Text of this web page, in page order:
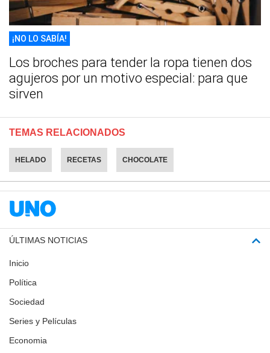
¡NO LO SABÍA!
Los broches para tender la ropa tienen dos
agujeros por un motivo especial: para que
sirven
TEMAS RELACIONADOS
HELADO RECETAS CHOCOLATE
ÚLTIMAS NOTICIAS
Inicio
Política
Sociedad
Series y Películas
Economia